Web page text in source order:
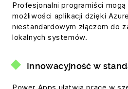
Profesjonalni programiści
możliwości aplikacji dzięki
niestandardowym złączom do
lokalnych systemów.
Innowacyjność w